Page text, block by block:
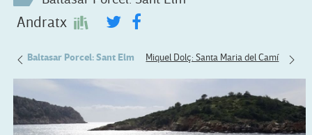
Andratx
Baltasar Porcel: Sant Elm Miquel Dolç: Santa Maria del Camí